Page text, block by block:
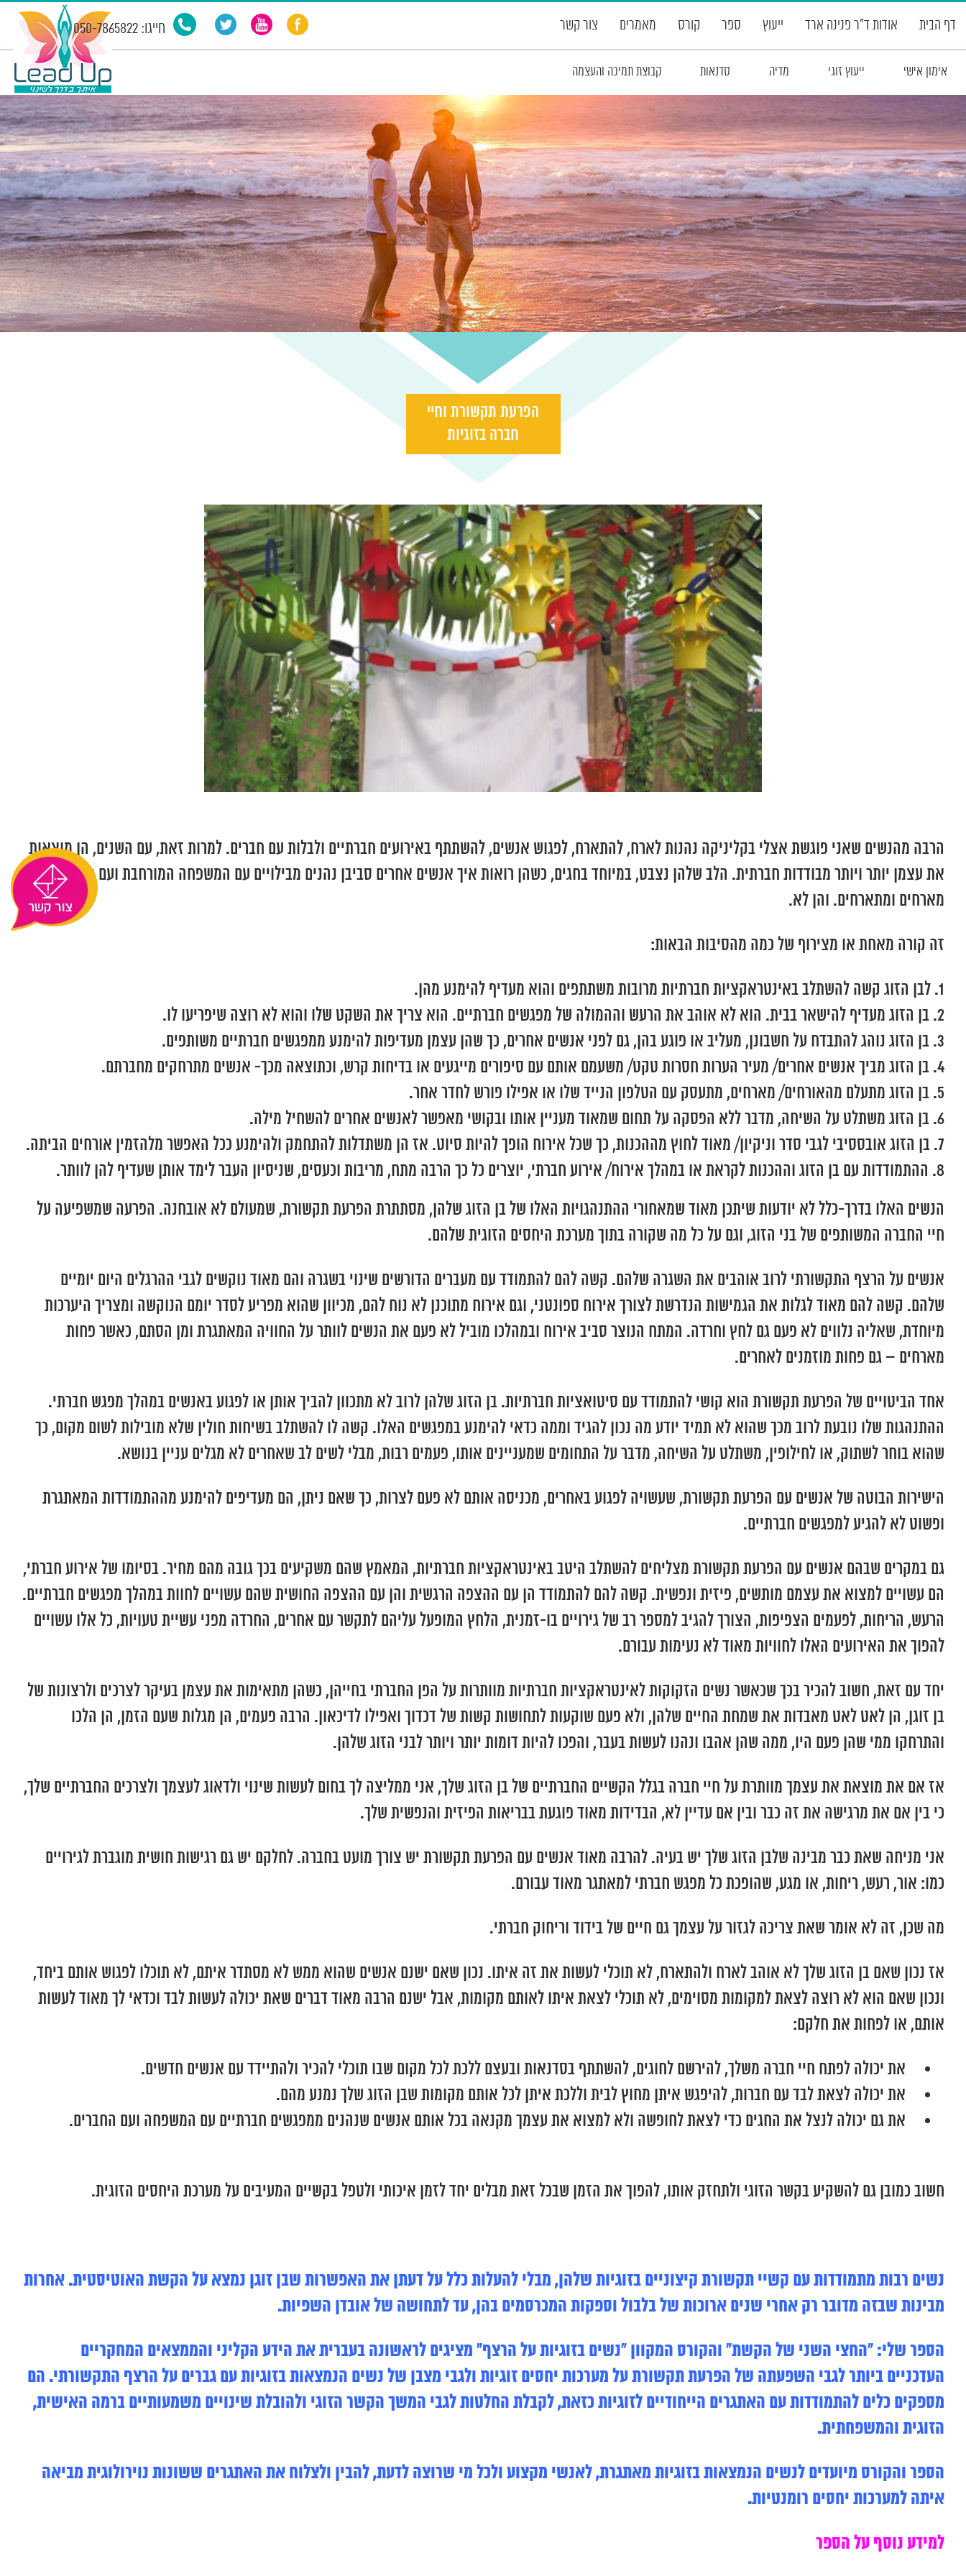
דף הבית אודות ד”ר פנינה ארד ייעוץ ספר קורס מאמרים צור קשר חייגו: 050-7865822
אימון אישי ייעוץ זוגי מדיה סדנאות קבוצת תמיכה והעצמה
הפרעת תקשורת וחיי
חברה בזוגיות
הרבה מהנשים שאני פוגשת אצלי בקליניקה נהנות לארח, להתארח, לפגוש אנשים, להשתתף באירועים חברתיים ולבלות עם חברים. למרות זאת, עם השנים, הן מוצאות
את עצמן יותר ויותר מבודדות חברתית. הלב שלהן נצבט, במיוחד בחגים, כשהן רואות איך אנשים אחרים סביבן נהנים מבילויים עם המשפחה המורחבת ועם חברים,
מארחים ומתארחים. והן לא.
זה קורה מאחת או מצירוף של כמה מהסיבות הבאות:
לבן הזוג קשה להשתלב באינטראקציות חברתיות מרובות משתתפים והוא מעדיף להימנע מהן.
בן הזוג מעדיף להישאר בבית. הוא לא אוהב את הרעש וההמולה של מפגשים חברתיים. הוא צריך את השקט שלו והוא לא רוצה שיפריעו לו.
בן הזוג נוהג להתבדח על חשבונן, מעליב או פוגע בהן, גם לפני אנשים אחרים, כך שהן עצמן מעדיפות להימנע ממפגשים חברתיים משותפים.
בן הזוג מביך אנשים אחרים/ מעיר הערות חסרות טקט/ משעמם אותם עם סיפורים מייגעים או בדיחות קרש, וכתוצאה מכך- אנשים מתרחקים מחברתם.
בן הזוג מתעלם מהאורחים/ מארחים, מתעסק עם הטלפון הנייד שלו או אפילו פורש לחדר אחר.
בן הזוג משתלט על השיחה, מדבר ללא הפסקה על תחום שמאוד מעניין אותו ובקושי מאפשר לאנשים אחרים להשחיל מילה.
בן הזוג אובססיבי לגבי סדר וניקיון/ מאוד לחוץ מההכנות, כך שכל אירוח הופך להיות סיוט. אז הן משתדלות להתחמק ולהימנע ככל האפשר מלהזמין אורחים הביתה.
ההתמודדות עם בן הזוג וההכנות לקראת או במהלך אירוח/ אירוע חברתי, יוצרים כל כך הרבה מתח, מריבות וכעסים, שניסיון העבר לימד אותן שעדיף להן לוותר.
הנשים האלו בדרך-כלל לא יודעות שיתכן מאוד שמאחורי ההתנהגויות האלו של בן הזוג שלהן, מסתתרת הפרעת תקשורת, שמעולם לא אובחנה. הפרעה שמשפיעה על
חיי החברה המשותפים של בני הזוג, וגם על כל מה שקורה בתוך מערכת היחסים הזוגית שלהם.
אנשים על הרצף התקשורתי לרוב אוהבים את השגרה שלהם. קשה להם להתמודד עם מעברים הדורשים שינוי בשגרה והם מאוד נוקשים לגבי ההרגלים היום יומיים
שלהם. קשה להם מאוד לגלות את הגמישות הנדרשת לצורך אירוח ספונטני, וגם אירוח מתוכנן לא נוח להם, מכיוון שהוא מפריע לסדר יומם הנוקשה ומצריך היערכות
מיוחדת, שאליה נלווים לא פעם גם לחץ וחרדה. המתח הנוצר סביב אירוח ובמהלכו מוביל לא פעם את הנשים לוותר על החוויה המאתגרת ומן הסתם, כאשר פחות
מארחים – גם פחות מוזמנים לאחרים.
אחד הביטויים של הפרעת תקשורת הוא קושי להתמודד עם סיטואציות חברתיות. בן הזוג שלהן לרוב לא מתכוון להביך אותן או לפגוע באנשים במהלך מפגש חברתי.
ההתנהגות שלו נובעת לרוב מכך שהוא לא תמיד יודע מה נכון להגיד וממה כדאי להימנע במפגשים האלו. קשה לו להשתלב בשיחות חולין שלא מובילות לשום מקום, כך
שהוא בוחר לשתוק, או לחילופין, משתלט על השיחה, מדבר על התחומים שמעניינים אותו, פעמים רבות, מבלי לשים לב שאחרים לא מגלים עניין בנושא.
הישירות הבוטה של אנשים עם הפרעת תקשורת, שעשויה לפגוע באחרים, מכניסה אותם לא פעם לצרות, כך שאם ניתן, הם מעדיפים להימנע מההתמודדות המאתגרת
ופשוט לא להגיע למפגשים חברתיים.
גם במקרים שבהם אנשים עם הפרעת תקשורת מצליחים להשתלב היטב באינטראקציות חברתיות, המאמץ שהם משקיעים בכך גובה מהם מחיר. בסיומו של אירוע חברתי,
הם עשויים למצוא את עצמם מותשים, פיזית ונפשית. קשה להם להתמודד הן עם ההצפה הרגשית והן עם ההצפה החושית שהם עשויים לחוות במהלך מפגשים חברתיים.
הרעש, הריחות, לפעמים הצפיפות, הצורך להגיב למספר רב של גירויים בו-זמנית, הלחץ המופעל עליהם לתקשר עם אחרים, החרדה מפני עשיית טעויות, כל אלו עשויים
להפוך את האירועים האלו לחוויות מאוד לא נעימות עבורם.
יחד עם זאת, חשוב להכיר בכך שכאשר נשים הזקוקות לאינטראקציות חברתיות מוותרות על הפן החברתי בחייהן, כשהן מתאימות את עצמן בעיקר לצרכים ולרצונות של
בן זוגן, הן לאט לאט מאבדות את שמחת החיים שלהן, ולא פעם שוקעות לתחושות קשות של דכדוך ואפילו לדיכאון. הרבה פעמים, הן מגלות שעם הזמן, הן הלכו
והתרחקו ממי שהן פעם היו, ממה שהן אהבו ונהנו לעשות בעבר, והפכו להיות דומות יותר ויותר לבני הזוג שלהן.
אז אם את מוצאת את עצמך מוותרת על חיי חברה בגלל הקשיים החברתיים של בן הזוג שלך, אני ממליצה לך בחום לעשות שינוי ולדאוג לעצמך ולצרכים החברתיים שלך,
כי בין אם את מרגישה את זה כבר ובין אם עדיין לא, הבדידות מאוד פוגעת בבריאות הפיזית והנפשית שלך.
אני מניחה שאת כבר מבינה שלבן הזוג שלך יש בעיה. להרבה מאוד אנשים עם הפרעת תקשורת יש צורך מועט בחברה. לחלקם יש גם רגישות חושית מוגברת לגירויים
כמו: אור, רעש, ריחות, או מגע, שהופכת כל מפגש חברתי למאתגר מאוד עבורם.
מה שכן, זה לא אומר שאת צריכה לגזור על עצמך גם חיים של בידוד וריחוק חברתי.
אז נכון שאם בן הזוג שלך לא אוהב לארח ולהתארח, לא תוכלי לעשות את זה איתו. נכון שאם ישנם אנשים שהוא ממש לא מסתדר איתם, לא תוכלו לפגוש אותם ביחד,
ונכון שאם הוא לא רוצה לצאת למקומות מסוימים, לא תוכלי לצאת איתו לאותם מקומות, אבל ישנם הרבה מאוד דברים שאת יכולה לעשות לבד וכדאי לך מאוד לעשות
אותם, או לפחות את חלקם:
את יכולה לפתח חיי חברה משלך, להירשם לחוגים, להשתתף בסדנאות ובעצם ללכת לכל מקום שבו תוכלי להכיר ולהתיידד עם אנשים חדשים.
את יכולה לצאת לבד עם חברות, להיפגש איתן מחוץ לבית וללכת איתן לכל אותם מקומות שבן הזוג שלך נמנע מהם.
את גם יכולה לנצל את החגים כדי לצאת לחופשה ולא למצוא את עצמך מקנאה בכל אותם אנשים שנהנים ממפגשים חברתיים עם המשפחה ועם החברים.
חשוב כמובן גם להשקיע בקשר הזוגי ולתחזק אותו, להפוך את הזמן שבכל זאת מבלים יחד לזמן איכותי ולטפל בקשיים המעיבים על מערכת היחסים הזוגית.
נשים רבות מתמודדות עם קשיי תקשורת קיצוניים בזוגיות שלהן, מבלי להעלות כלל על דעתן את האפשרות שבן זוגן נמצא על הקשת האוטיסטית. אחרות
מבינות שבזה מדובר רק אחרי שנים ארוכות של בלבול וספקות המכרסמים בהן, עד לתחושה של אובדן השפיות.
הספר שלי: “החצי השני של הקשת” והקורס המקוון “נשים בזוגיות על הרצף” מציגים לראשונה בעברית את הידע הקליני והממצאים המחקריים
העדכניים ביותר לגבי השפעתה של הפרעת תקשורת על מערכות יחסים זוגיות ולגבי מצבן של נשים הנמצאות בזוגיות עם גברים על הרצף התקשורתי. הם
מספקים כלים להתמודדות עם האתגרים הייחודיים לזוגיות כזאת, לקבלת החלטות לגבי המשך הקשר הזוגי ולהובלת שינויים משמעותיים ברמה האישית,
הזוגית והמשפחתית.
הספר והקורס מיועדים לנשים הנמצאות בזוגיות מאתגרת, לאנשי מקצוע ולכל מי שרוצה לדעת, להבין ולצלוח את האתגרים ששונות נוירולוגית מביאה
איתה למערכות יחסים רומנטיות.
למידע נוסף על הספר